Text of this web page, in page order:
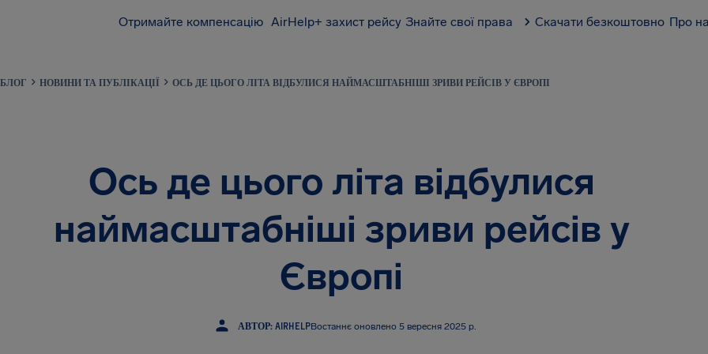
Отримайте компенсацію AirHelp+ захист рейсу Знайте свої права Скачати безкоштовно Про
БЛОГ НОВИНИ ТА ПУБЛІКАЦІЇ ОСЬ ДЕ ЦЬОГО ЛІТА ВІДБУЛИСЯ НАЙМАСШТАБНІШІ ЗРИВИ РЕЙСІВ У ЄВРОПІ
Ось де цього літа відбулися
наймасштабніші зриви рейсів у
Європі
АВТОР: AIRHELPВостаннє оновлено 5 вересня 2025 р.